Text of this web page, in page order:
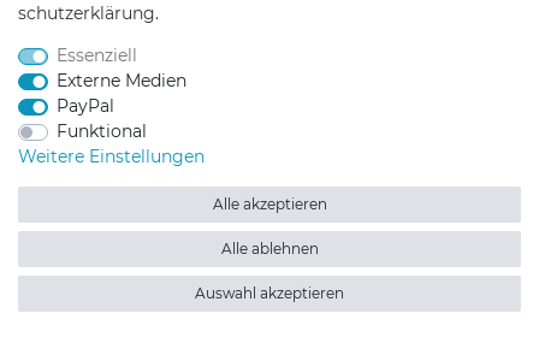
schutz­erklärung.
Essenziell
Externe Medien
PayPal
Funktional
Weitere Einstellungen
Alle akzeptieren
Alle ablehnen
Auswahl akzeptieren